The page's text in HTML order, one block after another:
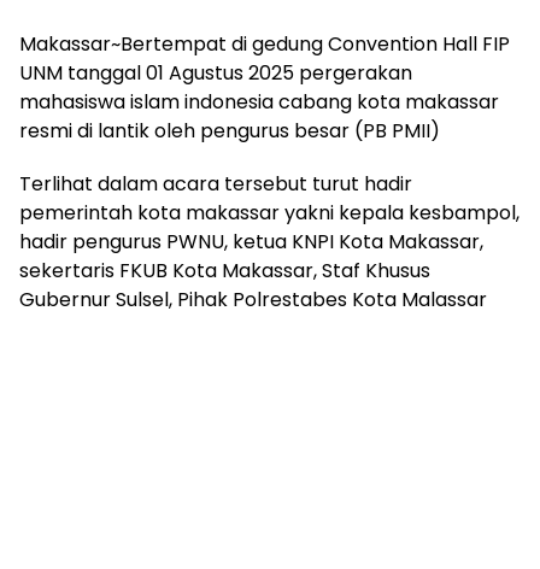
Makassar~Bertempat di gedung Convention Hall FIP
UNM tanggal 01 Agustus 2025 pergerakan
mahasiswa islam indonesia cabang kota makassar
resmi di lantik oleh pengurus besar (PB PMII)
Terlihat dalam acara tersebut turut hadir
pemerintah kota makassar yakni kepala kesbampol,
hadir pengurus PWNU, ketua KNPI Kota Makassar,
sekertaris FKUB Kota Makassar, Staf Khusus
Gubernur Sulsel, Pihak Polrestabes Kota Malassar